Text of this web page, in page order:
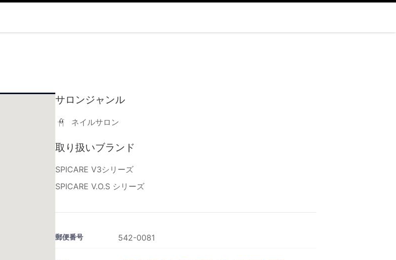
サロンジャンル
ネイルサロン
取り扱いブランド
SPICARE V3シリーズ
SPICARE V.O.S シリーズ
郵便番号 542-0081